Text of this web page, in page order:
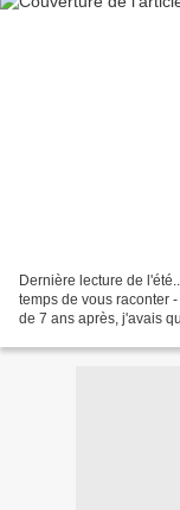
Dernière lecture de
temps de vous raconter
de 7 ans après, j'avais